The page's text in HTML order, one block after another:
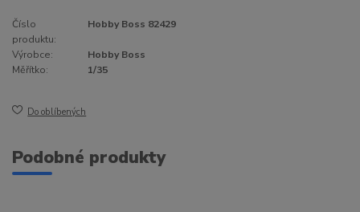
Číslo
produktu:
Hobby Boss 82429
Výrobce:
Hobby Boss
Měřítko:
1/35
Do oblíbených
Podobné produkty